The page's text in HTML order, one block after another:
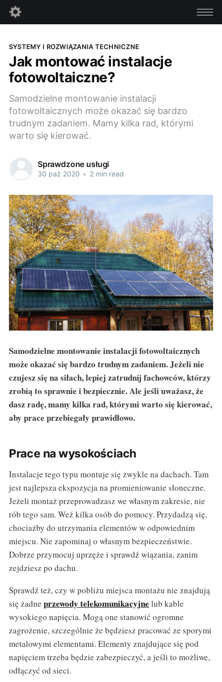
SYSTEMY I ROZWIĄZANIA TECHNICZNE
Jak montować instalacje
fotowoltaiczne?
Samodzielne montowanie instalacji
fotowoltaicznych może okazać się bardzo
trudnym zadaniem. Mamy kilka rad, którymi
warto się kierować.
Sprawdzone usługi
30 paź 2020 • 2 min read
Samodzielne montowanie instalacji fotowoltaicznych
może okazać się bardzo trudnym zadaniem. Jeżeli nie
czujesz się na siłach, lepiej zatrudnij fachowców, którzy
zrobią to sprawnie i bezpiecznie. Ale jeśli uważasz, że
dasz radę, mamy kilka rad, którymi warto się kierować,
aby prace przebiegały prawidłowo.
Prace na wysokościach
Instalacje tego typu montuje się zwykle na dachach. Tam
jest najlepsza ekspozycja na promieniowanie słoneczne.
Jeżeli montaż przeprowadzasz we własnym zakresie, nie
rób tego sam. Weź kilka osób do pomocy. Przydadzą się,
chociażby do utrzymania elementów w odpowiednim
miejscu. Nie zapominaj o własnym bezpieczeństwie.
Dobrze przymocuj uprzęże i sprawdź wiązania, zanim
zejdziesz po dachu.
Sprawdź też, czy w pobliżu miejsca montażu nie znajdują
się żadne przewody telekomunikacyjne lub kable
wysokiego napięcia. Mogą one stanowić ogromne
zagrożenie, szczególnie że będziesz pracować ze sporymi
metalowymi elementami. Elementy znajdujące się pod
napięciem trzeba będzie zabezpieczyć, a jeśli to możliwe,
odłączyć od sieci.